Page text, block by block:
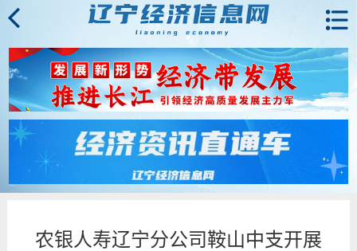
农银人寿辽宁分公司鞍山中支开展